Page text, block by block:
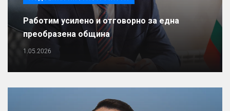
Работим усилено и отговорно за една
преобразена община
1.05.2026